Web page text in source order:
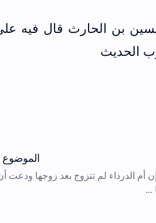
بن الحارث قال فيه
الحديث